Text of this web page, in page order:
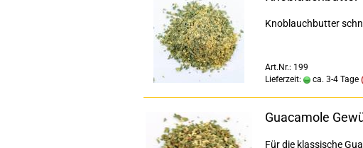
Knoblauchbutter
Art.Nr.: 199
Lieferzeit:
ca. 3-4 Tage
Guacamole
Für die klassische